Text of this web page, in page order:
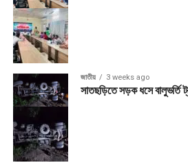
জাতীয় 3 weeks ago
সাতছড়িতে সড়ক ধসে বালুভর্তি